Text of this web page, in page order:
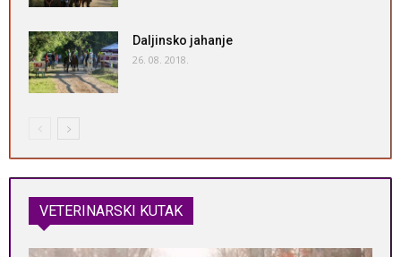
Daljinsko jahanje
26. 08. 2018.
VETERINARSKI KUTAK